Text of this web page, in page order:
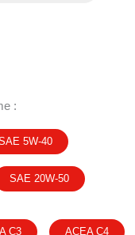
:
5W-40
SAE 20W-50
C3 ACEA C4